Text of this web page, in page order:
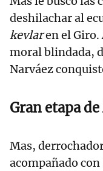
deshilachar al
kevlaren el Giro.
moral blindada,
Narváez
Gran etapa de
Mas,
acompañado